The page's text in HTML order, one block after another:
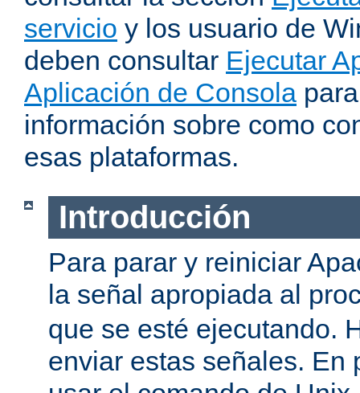
servicio y los usuario de
deben consultar Ejecutar
Aplicación de Consola
información sobre como
esas plataformas.
Introducción
Para parar y reiniciar
la señal apropiada al
que se esté ejecutando.
enviar estas señales. En